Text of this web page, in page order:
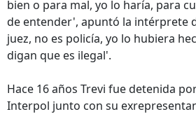
bien o para mal, yo lo haría, para
de entender', apuntó la intérprete
juez, no es policía, yo lo hubiera
digan que es ilegal'.
Hace 16 años Trevi fue detenida
Interpol junto con su